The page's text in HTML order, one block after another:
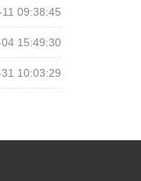
09:38:45
15:49:30
10:03:29